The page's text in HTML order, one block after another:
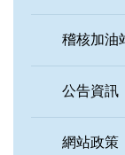
稽核加油
公告資訊
網站政策